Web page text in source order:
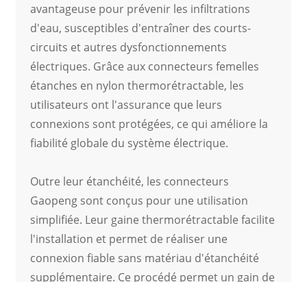
avantageuse pour prévenir les infiltrations
d'eau, susceptibles d'entraîner des courts-
circuits et autres dysfonctionnements
électriques. Grâce aux connecteurs femelles
étanches en nylon thermorétractable, les
utilisateurs ont l'assurance que leurs
connexions sont protégées, ce qui améliore la
fiabilité globale du système électrique.
Outre leur étanchéité, les connecteurs
Gaopeng sont conçus pour une utilisation
simplifiée. Leur gaine thermorétractable facilite
l'installation et permet de réaliser une
connexion fiable sans matériau d'étanchéité
supplémentaire. Ce procédé permet un gain de